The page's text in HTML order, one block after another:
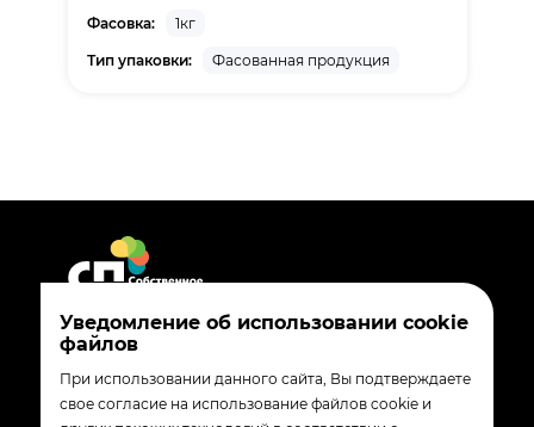
Фасовка:
1кг
Тип упаковки:
Фасованная продукция
8 800 200-90-02
madebytander_com@magnit.ru
Уведомление об использовании cookie
файлов
При использовании данного сайта, Вы подтверждаете
свое согласие на использование файлов cookie и